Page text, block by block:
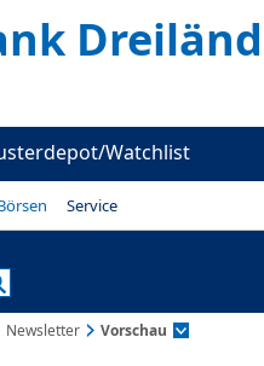
Watchlist
Service
Newsletter Vorschau